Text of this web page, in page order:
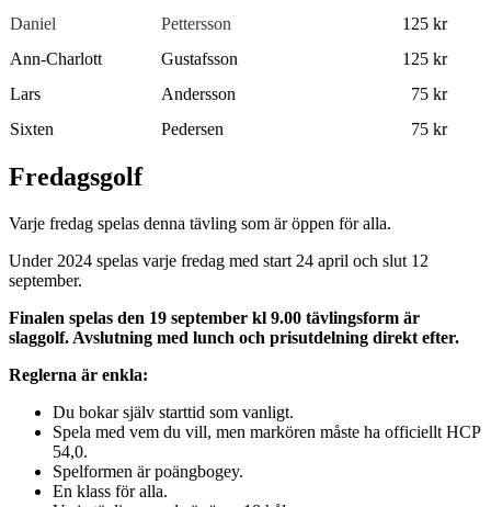
Daniel
Pettersson
125 kr
Ann-Charlott
Gustafsson
125 kr
Lars
Andersson
75 kr
Sixten
Pedersen 75 kr
Fredagsgolf
Varje fredag spelas denna tävling som är öppen för alla.
Under 2024 spelas varje fredag med start 24 april och slut 12
september.
Finalen spelas den 19 september kl 9.00 tävlingsform är
slaggolf. Avslutning med lunch och prisutdelning direkt efter.
Reglerna är enkla:
Du bokar själv starttid som vanligt.
Spela med vem du vill, men markören måste ha officiellt HCP
54,0.
Spelformen är poängbogey.
En klass för alla.